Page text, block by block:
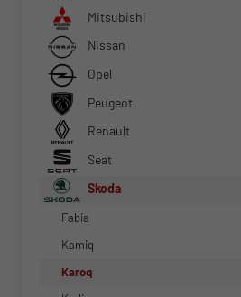
Mitsubishi
Nissan
Opel
Peugeot
Renault
Seat
Skoda
Fabia
Kamiq
Karoq